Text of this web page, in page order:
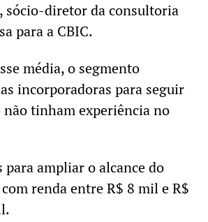
sócio-diretor da consultoria
para a CBIC.
média, o segmento
incorporadoras para seguir
tinham experiência no
ampliar o alcance do
renda entre R$ 8 mil e R$